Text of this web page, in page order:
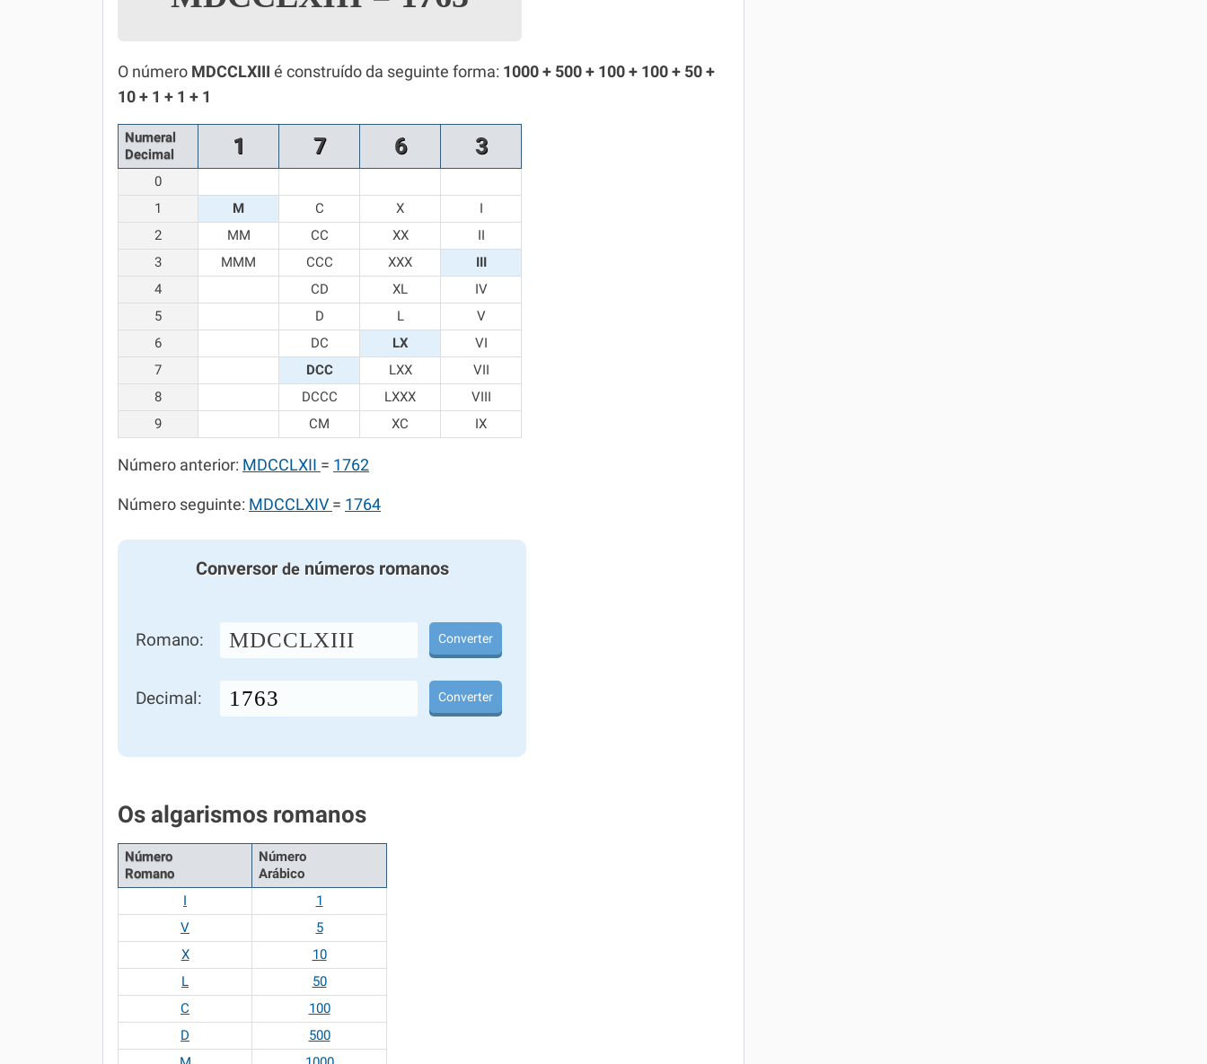
Química
Todos os Exercícios
O número MDCCLXIII é construído da seguinte forma: 1000 + 500 + 100 + 100 + 50 +
10 + 1 + 1 + 1
Numeral
Decimal
1 7 6 3
0
1
M C X
I
2
MM CC XX
II
3
MMM CCC XXX
III
4
CD XL
IV
5
D L
V
6
DC LX
VI
7
DCC LXX
VII
8
DCCC LXXX
VIII
9
CM XC IX
Número anterior: MDCCLXII = 1762
Número seguinte: MDCCLXIV = 1764
Conversor denúmeros romanos
Romano: MDCCLXIII Converter
Decimal: Converter
Os algarismos romanos
Número
Romano
Número
Arábico
I
1
V
5
X
10
L
50
C
100
D
500